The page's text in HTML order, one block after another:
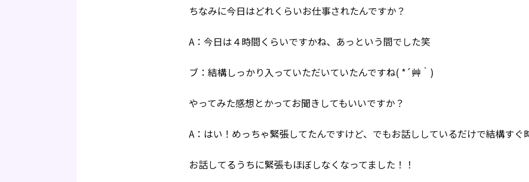
ちなみに今日はどれくらいお仕事されたんですか？
A：今日は４時間くらいですかね、あっという間でした笑
ブ：結構しっかり入っていただいていたんですね( *´艸｀)
やってみた感想とかってお聞きしてもいいですか？
A：はい！めっちゃ緊張してたんですけど、でもお話ししているだけで結構すぐ
お話してるうちに緊張もほぼしなくなってました！！